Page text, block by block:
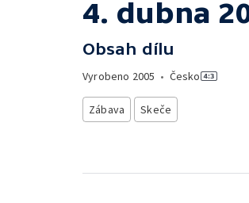
4. dubna
Obsah dílu
Vyrobeno 2005 • Česko
Zábava Skeče